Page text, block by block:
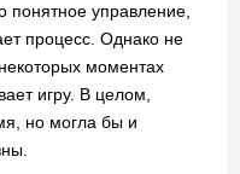
понятное управление,
процесс. Однако не
моментах
игру. В целом,
но могла бы и